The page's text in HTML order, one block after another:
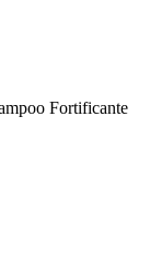
Fortificante